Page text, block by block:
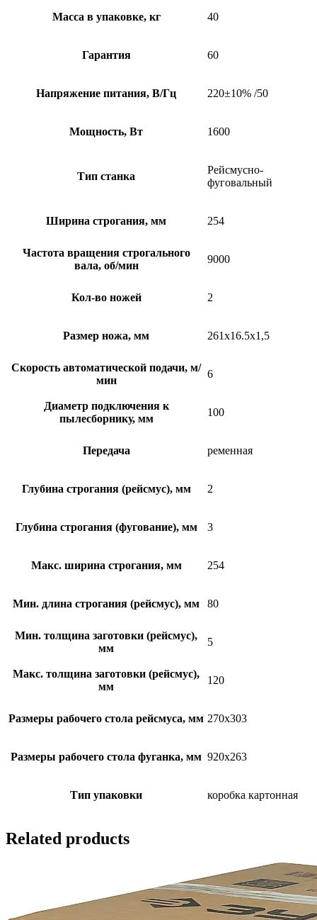
Масса в упаковке, кг 40
Гарантия 60
Напряжение питания, В/Гц 220±10% /50
Мощность, Вт 1600
Тип станка
Рейсмусно-
фуговальный
Ширина строгания, мм 254
Частота вращения строгального
вала, об/мин
9000
Кол-во ножей 2
Размер ножа, мм 261х16.5х1,5
Скорость автоматической подачи, м/
мин
6
Диаметр подключения к
пылесборнику, мм
100
Передача ременная
Глубина строгания (рейсмус), мм 2
Глубина строгания (фугование), мм 3
Макс. ширина строгания, мм 254
Мин. длина строгания (рейсмус), мм 80
Мин. толщина заготовки (рейсмус),
мм
5
Макс. толщина заготовки (рейсмус),
мм
120
Размеры рабочего стола рейсмуса, мм 270х303
Размеры рабочего стола фуганка, мм 920х263
Тип упаковки коробка картонная
Related products